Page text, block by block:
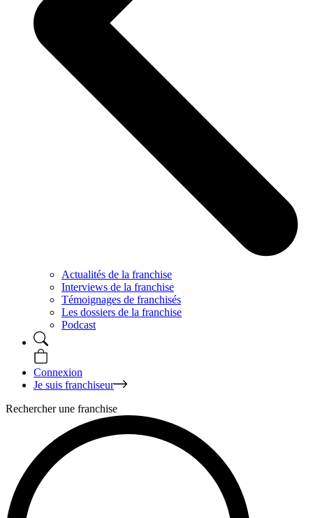
Actualités de la franchise
Interviews de la franchise
Témoignages de franchisés
Les dossiers de la franchise
Podcast
Connexion
Je suis franchiseur
Rechercher une franchise